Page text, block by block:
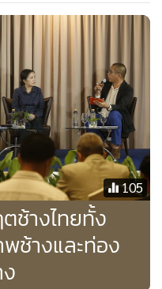
ากให้คำนึงถึงความคุ้มค่า
จากเป็นการใช้งบ
ครงการขนาดใหญ่ โดยมี
105
ช้างไทยทั้ง
ช้างและท่อง